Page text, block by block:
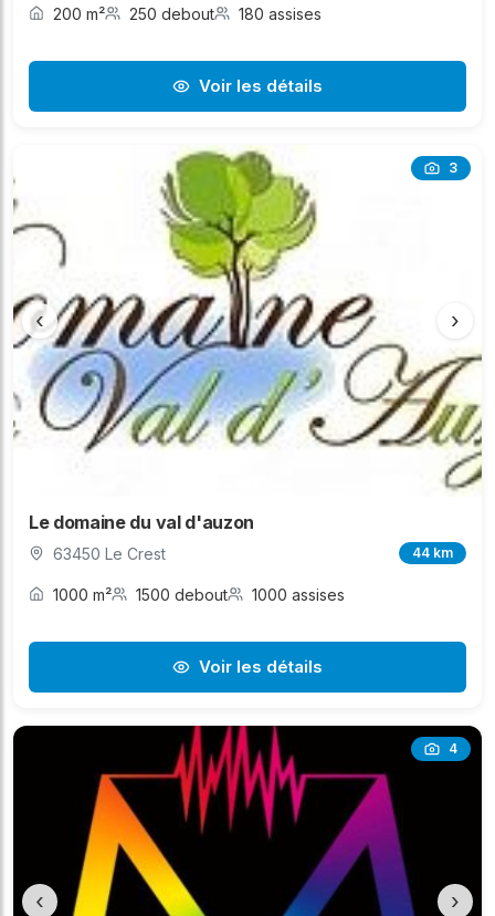
200 m² 250 debout 180 assises
Voir les détails
3
‹ ›
Le domaine du val d'auzon
63450 Le Crest 44 km
1000 m² 1500 debout 1000 assises
Voir les détails
4
‹ ›